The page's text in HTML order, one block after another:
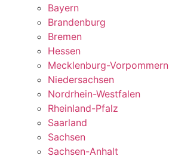
Bayern
Brandenburg
Bremen
Hessen
Mecklenburg-Vorpommern
Niedersachsen
Nordrhein-Westfalen
Rheinland-Pfalz
Saarland
Sachsen
Sachsen-Anhalt